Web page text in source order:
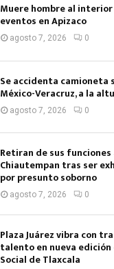
Muere hombre al
eventos en Apizaco
agosto 7, 2026 0
Se accidenta camioneta
México-Veracruz, a la
agosto 7, 2026 0
Retiran de sus
Chiautempan tras ser
por presunto soborno
agosto 7, 2026 0
Plaza Juárez vibra con
talento en nueva
Social de Tlaxcala